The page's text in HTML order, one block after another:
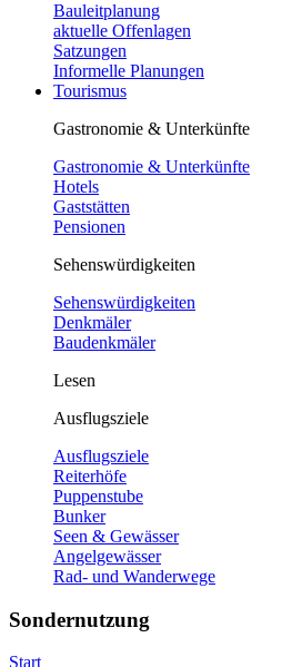
Bauleitplanung
aktuelle Offenlagen
Satzungen
Informelle Planungen
Tourismus
Gastronomie & Unterkünfte
Gastronomie & Unterkünfte
Hotels
Gaststätten
Pensionen
Sehenswürdigkeiten
Sehenswürdigkeiten
Denkmäler
Baudenkmäler
Lesen
Ausflugsziele
Ausflugsziele
Reiterhöfe
Puppenstube
Bunker
Seen & Gewässer
Angelgewässer
Rad- und Wanderwege
Sondernutzung
Start